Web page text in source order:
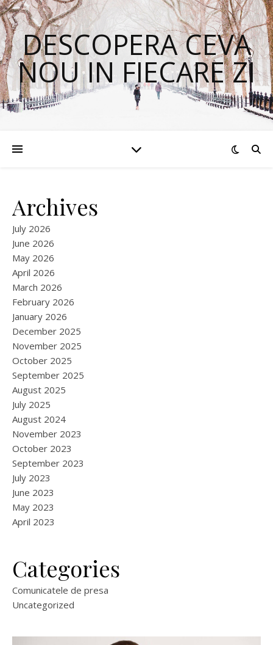
DESCOPERA CEVA
NOU IN FIECARE ZI
Archives
July 2026
June 2026
May 2026
April 2026
March 2026
February 2026
January 2026
December 2025
November 2025
October 2025
September 2025
August 2025
July 2025
August 2024
November 2023
October 2023
September 2023
July 2023
June 2023
May 2023
April 2023
Categories
Comunicatele de presa
Uncategorized